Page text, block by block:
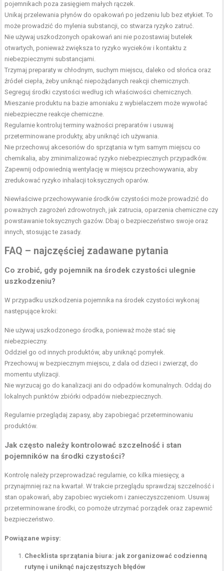
pojemnikach poza zasięgiem małych rączek.
Unikaj przelewania płynów do opakowań po jedzeniu lub bez etykiet. To
może prowadzić do mylenia substancji, co stwarza ryzyko zatruć.
Nie używaj uszkodzonych opakowań ani nie pozostawiaj butelek
otwartych, ponieważ zwiększa to ryzyko wycieków i kontaktu z
niebezpiecznymi substancjami.
Trzymaj preparaty w chłodnym, suchym miejscu, daleko od słońca oraz
źródeł ciepła, żeby uniknąć niepożądanych reakcji chemicznych.
Segreguj środki czystości według ich właściwości chemicznych.
Mieszanie produktu na bazie amoniaku z wybielaczem może wywołać
niebezpieczne reakcje chemiczne.
Regularnie kontroluj terminy ważności preparatów i usuwaj
przeterminowane produkty, aby uniknąć ich używania.
Nie przechowuj akcesoriów do sprzątania w tym samym miejscu co
chemikalia, aby zminimalizować ryzyko niebezpiecznych przypadków.
Zapewnij odpowiednią wentylację w miejscu przechowywania, aby
zredukować ryzyko inhalacji toksycznych oparów.
Niewłaściwe przechowywanie środków czystości może prowadzić do
poważnych zagrożeń zdrowotnych, jak zatrucia, oparzenia chemiczne czy
powstawanie toksycznych gazów. Dbaj o bezpieczeństwo swoje oraz
innych, stosując te zasady.
FAQ – najczęściej zadawane pytania
Co zrobić, gdy pojemnik na środek czystości ulegnie
uszkodzeniu?
W przypadku uszkodzenia pojemnika na środek czystości wykonaj
następujące kroki:
Nie używaj uszkodzonego środka, ponieważ może stać się
niebezpieczny.
Oddziel go od innych produktów, aby uniknąć pomyłek.
Przechowuj w bezpiecznym miejscu, z dala od dzieci i zwierząt, do
momentu utylizacji.
Nie wyrzucaj go do kanalizacji ani do odpadów komunalnych. Oddaj do
lokalnych punktów zbiórki odpadów niebezpiecznych.
Regularnie przeglądaj zapasy, aby zapobiegać przeterminowaniu
produktów.
Jak często należy kontrolować szczelność i stan
pojemników na środki czystości?
Kontrolę należy przeprowadzać regularnie, co kilka miesięcy, a
przynajmniej raz na kwartał. W trakcie przeglądu sprawdzaj szczelność i
stan opakowań, aby zapobiec wyciekom i zanieczyszczeniom. Usuwaj
przeterminowane środki, co pomoże utrzymać porządek oraz zapewnić
bezpieczeństwo.
Powiązane wpisy:
Checklista sprzątania biura: jak zorganizować codzienną
rutynę i uniknąć najczęstszych błędów